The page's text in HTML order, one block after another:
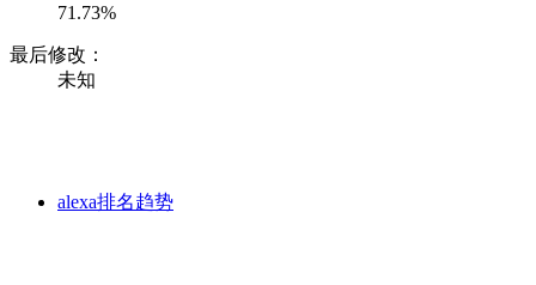
71.73%
最后修改：
未知
alexa排名趋势